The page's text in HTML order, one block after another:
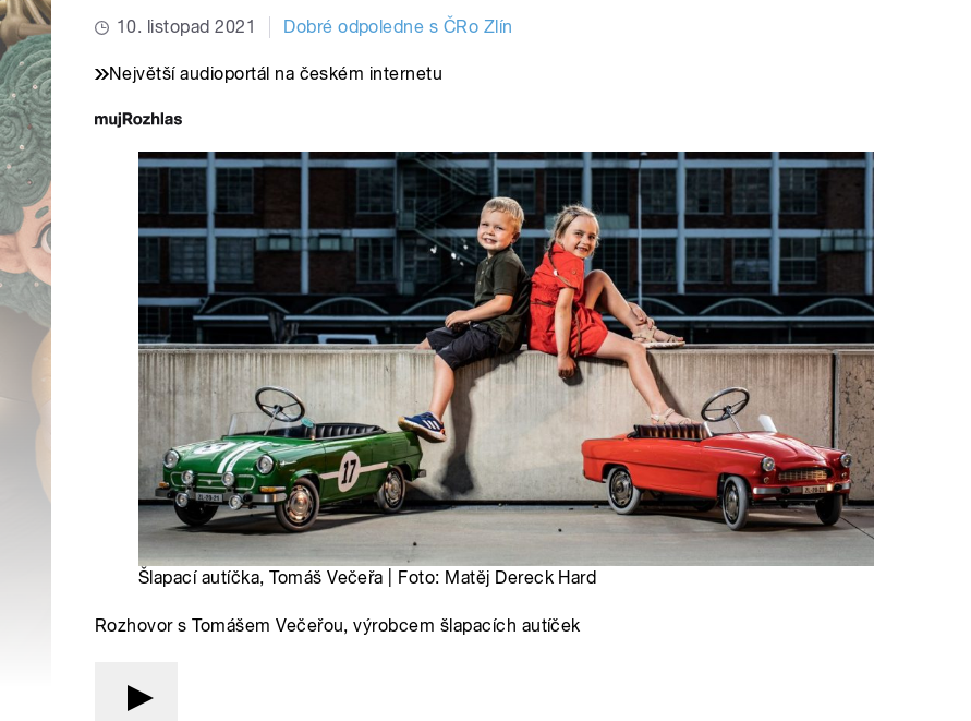
10. listopad 2021 Dobré odpoledne s ČRo Zlín
Největší audioportál na českém internetu
Šlapací autíčka, Tomáš Večeřa | Foto: Matěj Dereck Hard
Rozhovor s Tomášem Večeřou, výrobcem šlapacích autíček